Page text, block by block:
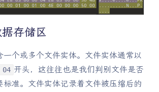
存储区
一个或多个文件实体。文件实体通常以
04 开头，这往往也是我们判别文件是否
标准。文件实体记录着文件被压缩后的